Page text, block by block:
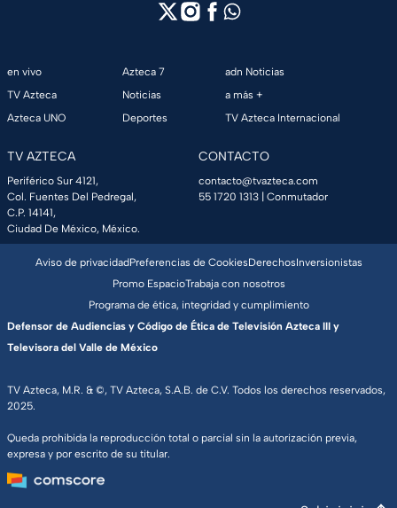
en vivo
TV Azteca
Azteca UNO
Azteca 7
Noticias
Deportes
adn Noticias
a más +
TV Azteca Internacional
TV AZTECA
Periférico Sur 4121,
Col. Fuentes Del Pedregal,
C.P. 14141,
Ciudad De México, México.
CONTACTO
contacto@tvazteca.com
55 1720 1313 | Conmutador
TV Azteca, M.R. & ©, TV Azteca, S.A.B. de C.V. Todos los derechos reservados,
2025.
Queda prohibida la reproducción total o parcial sin la autorización previa,
expresa y por escrito de su titular.
Aviso de privacidadPreferencias de CookiesDerechosInversionistas
Promo EspacioTrabaja con nosotros
Programa de ética, integridad y cumplimiento
Defensor de Audiencias y Código de Ética de Televisión Azteca III y
Televisora del Valle de México